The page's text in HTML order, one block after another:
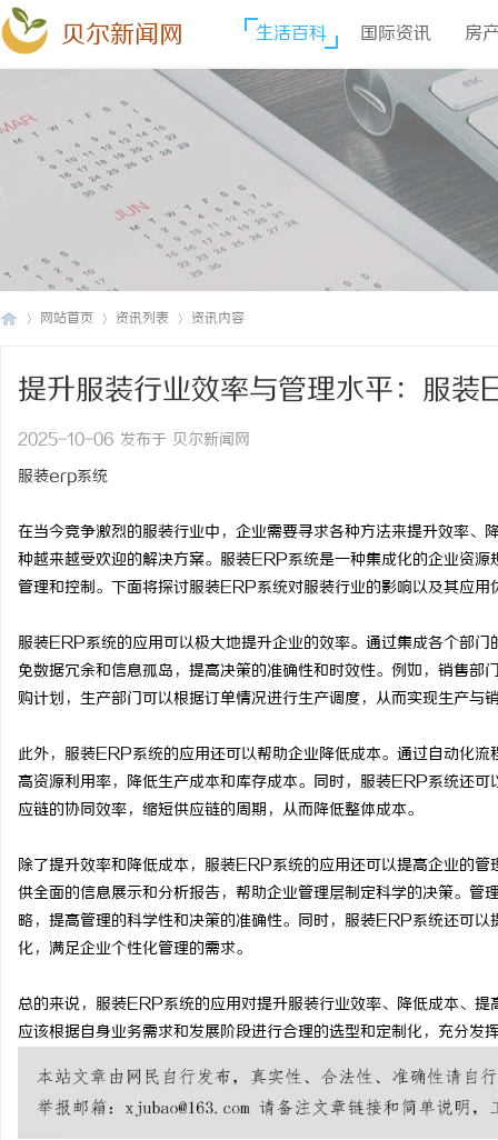
贝尔新闻网 生活百科 国际资讯 房
网站首页 资讯列表 资讯内容
提升服装行业效率与管理水平：服装
2025-10-06 发布于 贝尔新闻网
服装erp系统
在当今竞争激烈的服装行业中，企业需要寻求各种方法来提升效率
种越来越受欢迎的解决方案。服装ERP系统是一种集成化的企业资
管理和控制。下面将探讨服装ERP系统对服装行业的影响以及其应用
服装ERP系统的应用可以极大地提升企业的效率。通过集成各个部
免数据冗余和信息孤岛，提高决策的准确性和时效性。例如，销售
购计划，生产部门可以根据订单情况进行生产调度，从而实现生产与
此外，服装ERP系统的应用还可以帮助企业降低成本。通过自动化
高资源利用率，降低生产成本和库存成本。同时，服装ERP系统还
应链的协同效率，缩短供应链的周期，从而降低整体成本。
除了提升效率和降低成本，服装ERP系统的应用还可以提高企业的
供全面的信息展示和分析报告，帮助企业管理层制定科学的决策。
略，提高管理的科学性和决策的准确性。同时，服装ERP系统还可
化，满足企业个性化管理的需求。
总的来说，服装ERP系统的应用对提升服装行业效率、降低成本、
应该根据自身业务需求和发展阶段进行合理的选型和定制化，充分发
商标购买：即买即用，